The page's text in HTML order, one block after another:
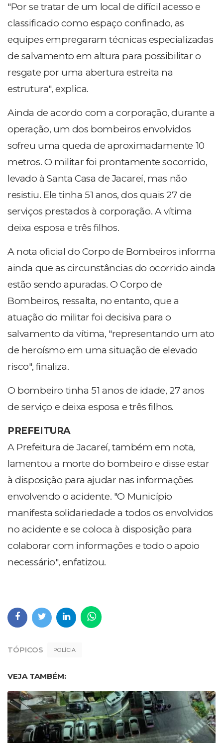
"Por se tratar de um local de difícil acesso e
classificado como espaço confinado, as
equipes empregaram técnicas especializadas
de salvamento em altura para possibilitar o
resgate por uma abertura estreita na
estrutura", explica.
Ainda de acordo com a corporação, durante a
operação, um dos bombeiros envolvidos
sofreu uma queda de aproximadamente 10
metros. O militar foi prontamente socorrido,
levado à Santa Casa de Jacareí, mas não
resistiu. Ele tinha 51 anos, dos quais 27 de
serviços prestados à corporação. A vítima
deixa esposa e três filhos.
A nota oficial do Corpo de Bombeiros informa
ainda que as circunstâncias do ocorrido ainda
estão sendo apuradas. O Corpo de
Bombeiros, ressalta, no entanto, que a
atuação do militar foi decisiva para o
salvamento da vítima, "representando um ato
de heroísmo em uma situação de elevado
risco", finaliza.
O bombeiro tinha 51 anos de idade, 27 anos
de serviço e deixa esposa e três filhos.
PREFEITURA
A Prefeitura de Jacareí, também em nota,
lamentou a morte do bombeiro e disse estar
à disposição para ajudar nas informações
envolvendo o acidente. "O Município
manifesta solidariedade a todos os envolvidos
no acidente e se coloca à disposição para
colaborar com informações e todo o apoio
necessário", enfatizou.
TÓPICOS POLÍCIA
VEJA TAMBÉM: